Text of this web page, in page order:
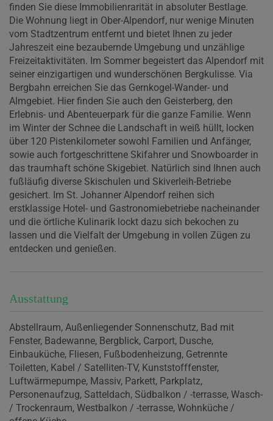
finden Sie diese Immobilienrarität in absoluter Bestlage.
Die Wohnung liegt in Ober-Alpendorf, nur wenige Minuten
vom Stadtzentrum entfernt und bietet Ihnen zu jeder
Jahreszeit eine bezaubernde Umgebung und unzählige
Freizeitaktivitäten. Im Sommer begeistert das Alpendorf mit
seiner einzigartigen und wunderschönen Bergkulisse. Via
Bergbahn erreichen Sie das Gernkogel-Wander- und
Almgebiet. Hier finden Sie auch den Geisterberg, den
Erlebnis- und Abenteuerpark für die ganze Familie. Wenn
im Winter der Schnee die Landschaft in weiß hüllt, locken
über 120 Pistenkilometer sowohl Familien und Anfänger,
sowie auch fortgeschrittene Skifahrer und Snowboarder in
das traumhaft schöne Skigebiet. Natürlich sind Ihnen auch
fußläufig diverse Skischulen und Skiverleih-Betriebe
gesichert. Im St. Johanner Alpendorf reihen sich
erstklassige Hotel- und Gastronomiebetriebe nacheinander
und die örtliche Kulinarik lockt dazu sich bekochen zu
lassen und die Vielfalt der Umgebung in vollen Zügen zu
entdecken und genießen.
Ausstattung
Abstellraum Außenliegender Sonnenschutz Bad mit
Fenster Badewanne Bergblick Carport Dusche
Einbauküche Fliesen Fußbodenheizung Getrennte
Toiletten Kabel / Satelliten-TV Kunststofffenster
Luftwärmepumpe Massiv Parkett Parkplatz
Personenaufzug Satteldach Südbalkon / -terrasse Wasch-
/ Trockenraum Westbalkon / -terrasse Wohnküche /